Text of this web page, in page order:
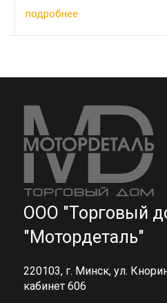
Габариты
Уплотнительные
подробнее
ООО "Торговый
"Мотордеталь"
220103, г. Минск, ул.
кабинет 606